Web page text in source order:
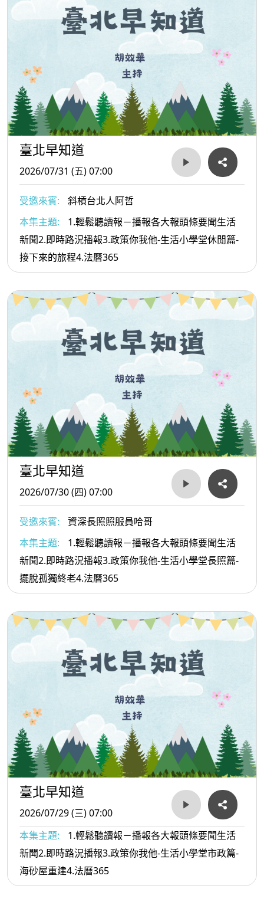
臺北早知道
2026/07/31 (五) 07:00
受邀來賓:
斜槓台北人阿哲
本集主題:
1.輕鬆聽讀報－播報各大報頭條要聞生活
新聞2.即時路況播報3.政策你我他-生活小學堂休閒篇-
接下來的旅程4.法曆365
臺北早知道
2026/07/30 (四) 07:00
受邀來賓:
資深長照照服員哈哥
本集主題:
1.輕鬆聽讀報－播報各大報頭條要聞生活
新聞2.即時路況播報3.政策你我他-生活小學堂長照篇-
擺脫孤獨終老4.法曆365
臺北早知道
2026/07/29 (三) 07:00
本集主題:
1.輕鬆聽讀報－播報各大報頭條要聞生活
新聞2.即時路況播報3.政策你我他-生活小學堂市政篇-
海砂屋重建4.法曆365